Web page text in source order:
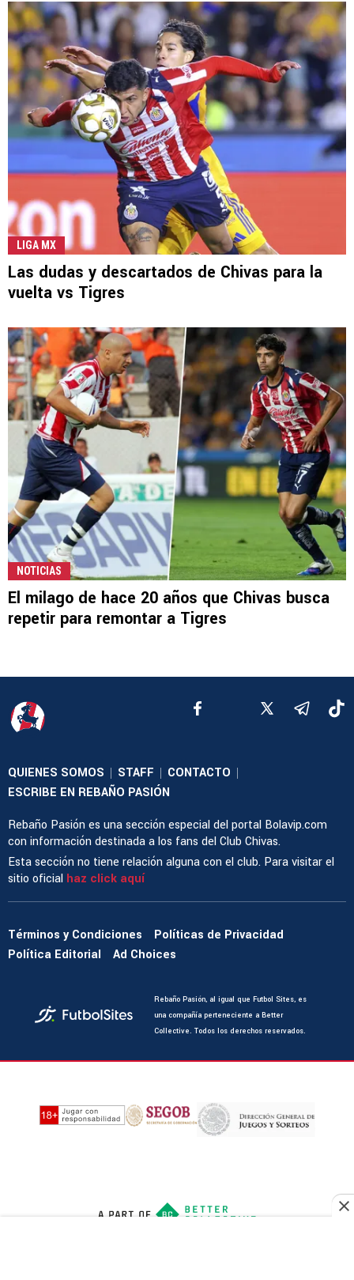
LIGA MX
Las dudas y descartados de Chivas para la
vuelta vs Tigres
NOTICIAS
El milago de hace 20 años que Chivas busca
repetir para remontar a Tigres
QUIENES SOMOS | STAFF | CONTACTO |
ESCRIBE EN REBAÑO PASIÓN
Rebaño Pasión es una sección especial del portal Bolavip.com
con información destinada a los fans del Club Chivas.
Esta sección no tiene relación alguna con el club. Para visitar el
sitio oficial haz click aquí
Términos y Condiciones
Políticas de Privacidad
Política Editorial
Ad Choices
Rebaño Pasión, al igual que Futbol Sites, es
una compañía perteneciente a Better
Collective. Todos los derechos reservados.